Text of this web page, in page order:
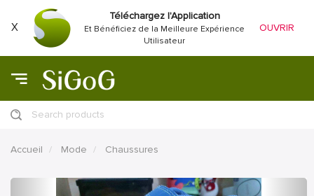
X
Téléchargez l'Application
Et Bénéficiez de la Meilleure Expérience
Utilisateur
OUVRIR
Search products
Accueil Mode Chaussures
précédent